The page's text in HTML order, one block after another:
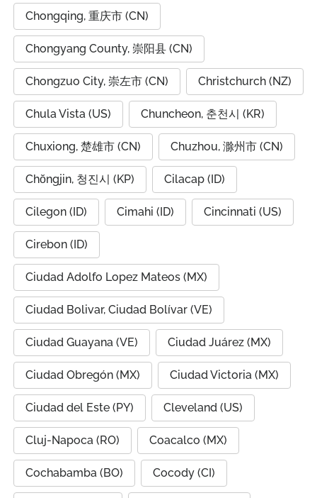
Chongqing, 重庆市 (CN)
Chongyang County, 崇阳县 (CN)
Chongzuo City, 崇左市 (CN) Christchurch (NZ)
Chula Vista (US) Chuncheon, 춘천시 (KR)
Chuxiong, 楚雄市 (CN) Chuzhou, 滁州市 (CN)
Chŏngjin, 청진시 (KP) Cilacap (ID)
Cilegon (ID) Cimahi (ID) Cincinnati (US)
Cirebon (ID)
Ciudad Adolfo Lopez Mateos (MX)
Ciudad Bolivar, Ciudad Bolívar (VE)
Ciudad Guayana (VE) Ciudad Juárez (MX)
Ciudad Obregón (MX) Ciudad Victoria (MX)
Ciudad del Este (PY) Cleveland (US)
Cluj-Napoca (RO) Coacalco (MX)
Cochabamba (BO) Cocody (CI)